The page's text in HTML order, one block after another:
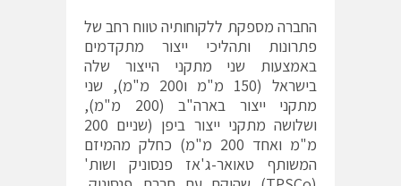
החברה מספקת ללקוחותיה טווח רחב של
פתרונות ותהליכי ייצור מתקדמים
באמצעות שני מתקני הייצור שלה
בישראל (150 מ"מ ו200 מ"מ), שני
מתקני ייצור בארה"ב (200 מ"מ),
ושלושה מתקני ייצור ביפן (שניים 200
מ"מ ואחד 200 מ"מ) כחלק מהמיזם
המשותף טאואר-ג'אז פנסוניק ושות'